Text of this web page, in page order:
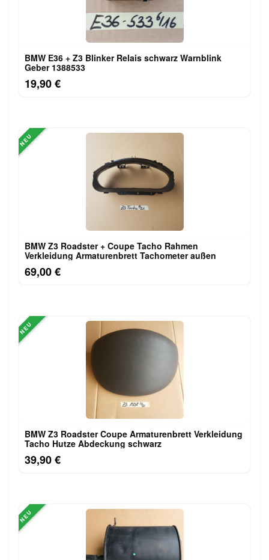
BMW E36 + Z3 Blinker Relais schwarz Warnblink
Geber 1388533
19,90 €
NEU
BMW Z3 Roadster + Coupe Tacho Rahmen
Verkleidung Armaturenbrett Tachometer außen
69,00 €
NEU
BMW Z3 Roadster Coupe Armaturenbrett Verkleidung
Tacho Hutze Abdeckung schwarz
39,90 €
NEU